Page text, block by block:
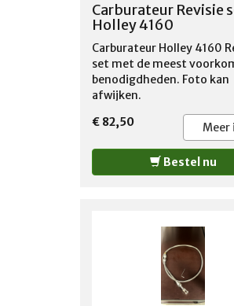
Carburateur Revisie
Holley 4160
Carburateur Holley 4160
set met de meest
benodigdheden. Foto kan
afwijken.
€ 82,50
Meer
Bestel nu